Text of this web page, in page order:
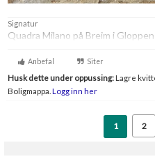
Signatur
Quadra Milano på Breim i
Anbefal Siter
Husk dette under oppussing:Lagre
Boligmappa. Logg inn her
1 2